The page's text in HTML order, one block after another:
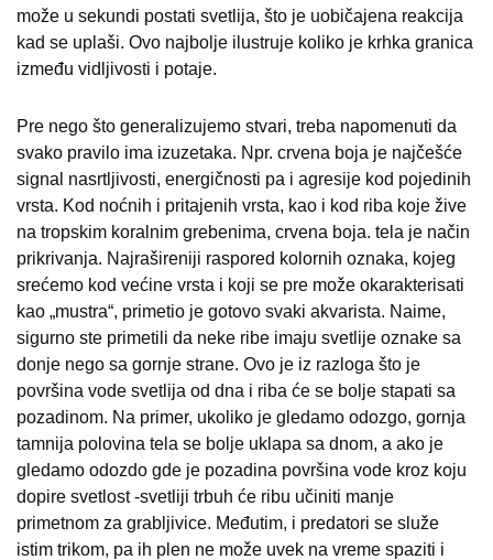
može u sekundi postati svetlija, što je uobičajena reakcija
kad se uplaši. Ovo najbolje ilustruje koliko je krhka granica
između vidljivosti i potaje.
Pre nego što generalizujemo stvari, treba napomenuti da
svako pravilo ima izuzetaka. Npr. crvena boja je najčešće
signal nasrtljivosti, energičnosti pa i agresije kod pojedinih
vrsta. Kod noćnih i pritajenih vrsta, kao i kod riba koje žive
na tropskim koralnim grebenima, crvena boja. tela je način
prikrivanja. Najrašireniji raspored kolornih oznaka, kojeg
srećemo kod većine vrsta i koji se pre može okarakterisati
kao „mustra“, primetio je gotovo svaki akvarista. Naime,
sigurno ste primetili da neke ribe imaju svetlije oznake sa
donje nego sa gornje strane. Ovo je iz razloga što je
površina vode svetlija od dna i riba će se bolje stapati sa
pozadinom. Na primer, ukoliko je gledamo odozgo, gornja
tamnija polovina tela se bolje uklapa sa dnom, a ako je
gledamo odozdo gde je pozadina površina vode kroz koju
dopire svetlost -svetliji trbuh će ribu učiniti manje
primetnom za grabljivice. Međutim, i predatori se služe
istim trikom, pa ih plen ne može uvek na vreme spaziti i